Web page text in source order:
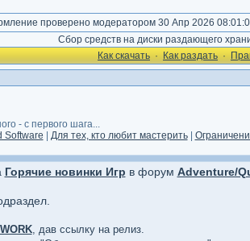
проверено модератором 30 Апр 2026
Сбор средств на диски раздающего
Как cкачать · Как раздать ·
- с первого шага...
Software
Для тех, кто любит мастерить|
Горячие новинки Игр в форум Adventure/
, дав ссылку на релиз.